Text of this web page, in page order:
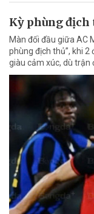
Kỳ phùng địch
Màn đối đầu giữa AC
phùng địch thủ”, khi
giàu cảm xúc, dù trận